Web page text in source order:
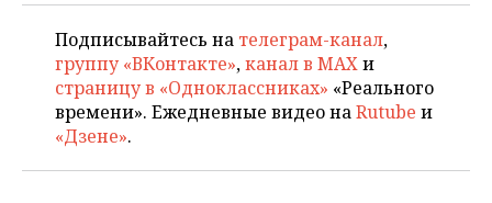
Подписывайтесь на телеграм-канал,
группу «ВКонтакте»,канал в MAXи
страницу в «Одноклассниках» «Реального
времени». Ежедневные видео наRutube и
«Дзене».